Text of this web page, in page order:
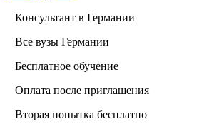
Консультант в Германии
Все вузы Германии
Бесплатное обучение
Оплата после приглашения
Вторая попытка бесплатно